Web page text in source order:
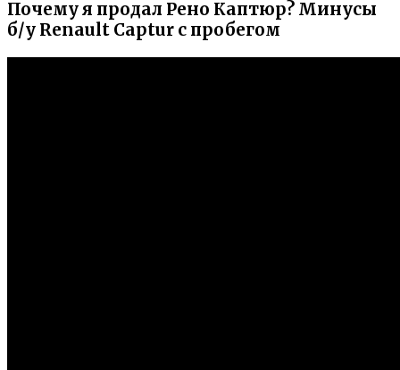
Почему я продал Рено Каптюр? Минусы
б/у Renault Captur с пробегом